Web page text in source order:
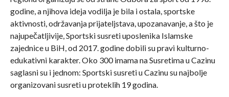
godine, a njihova ideja vodilja je bila i ostala, sportske
aktivnosti, održavanja prijateljstava, upozanavanje, a što je
najupečatljivije, Sportski susreti uposlenika Islamske
zajednice u BiH, od 2017. godine dobili su pravi kulturno-
edukativni karakter. Oko 300 imama na Susretima u Cazinu
saglasni su i jednom: Sportski susreti u Cazinu su najbolje
organizovani susreti u proteklih 19 godina.